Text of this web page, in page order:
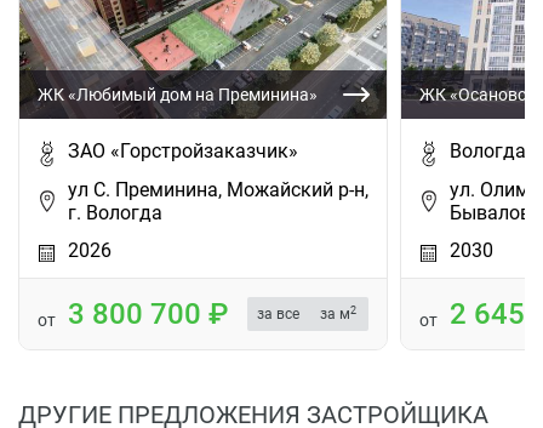
ЖК «Любимый дом на Преминина»
ЗАО «Горстройзаказчик»
ул С. Преминина, Можайский р-н,
г. Вологда
2026
от 3 800 700 за все за м2
ЖК
ул.
2030
от 2 645
ДРУГИЕ ПРЕДЛОЖЕНИЯ ЗАСТРОЙЩИКА